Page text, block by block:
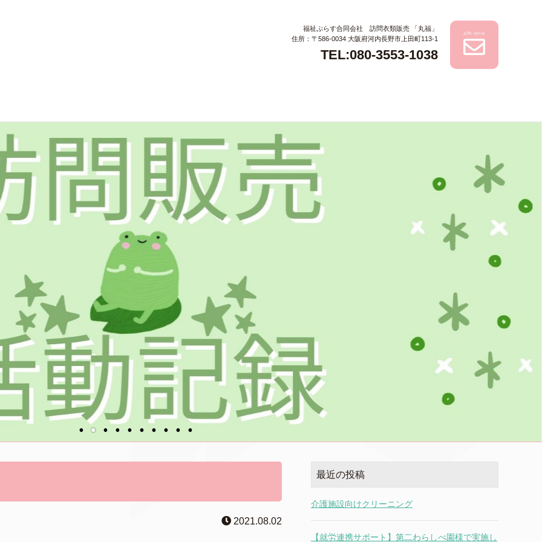
福祉ぷらす合同会社 訪問衣類販売 「丸福」
住所：〒586-0034 大阪府河内長野市上田町113-1
TEL:080-3553-1038
お問い合わせ
2021.08.02
最近の投稿
介護施設向けクリーニング
【就労連携サポート】第二わらしべ園様で実施し